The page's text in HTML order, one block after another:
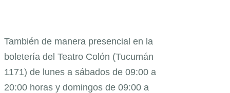
También de manera presencial en la
boletería del Teatro Colón (Tucumán
1171) de lunes a sábados de 09:00 a
20:00 horas y domingos de 09:00 a